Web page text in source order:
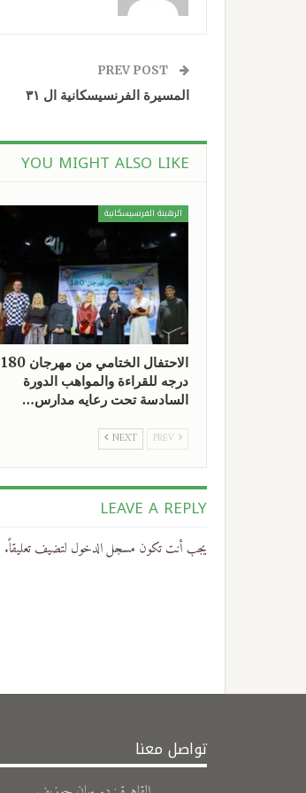
المسيرة الفرنسيسكانية ال ٣١
YOU MIGHT ALSO LIKE
الرهبنة الفرنسيسكانية
الاحتفال الختامي من مهرجان 180
درجه للقراءة والمواهب الدورة
السادسة تحت رعايه مدارس…
NEXT
LEAVE A REPLY
يجب أنت تكون مسجل الدخول لتضيف تعليقاً.
تواصل معنا